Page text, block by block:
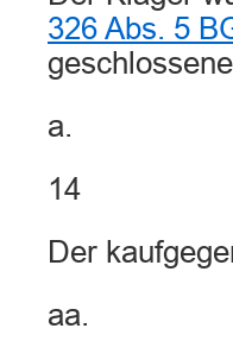
326 Abs. 5
a.
14
Der
aa.